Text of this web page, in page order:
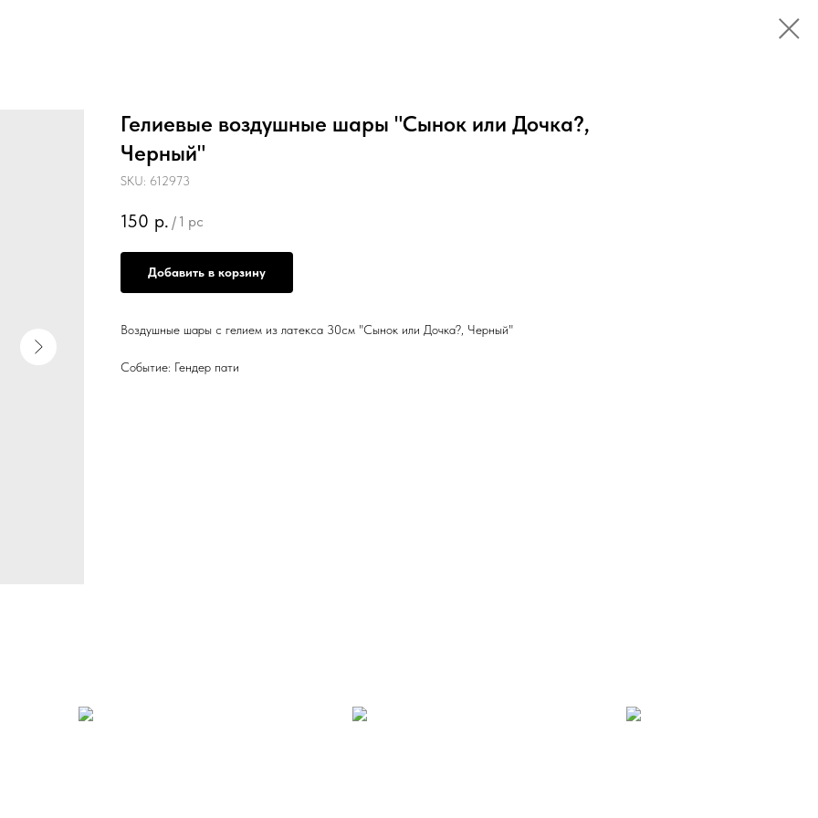
Гелиевые воздушные шары "Сынок или Дочка?,
Черный"
SKU: 612973
150 р. / 1 pc
Добавить в корзину
Воздушные шары с гелием из латекса 30см "Сынок или Дочка?, Черный"
Событие: Гендер пати